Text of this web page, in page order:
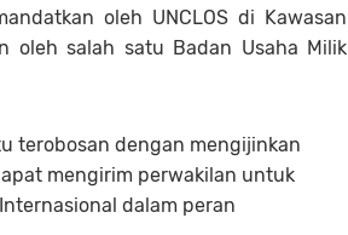
oleh UNCLOS di Kawasan
oleh salah satu Badan Usaha Milik
terobosan dengan mengijinkan
mengirim perwakilan untuk
dalam peran